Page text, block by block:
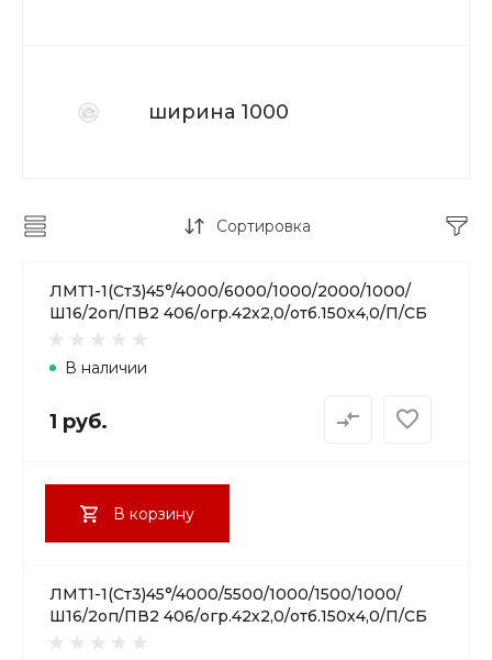
ширина 1000
Сортировка
ЛМТ1-1(Ст3)45°/4000/6000/1000/2000/1000/
Ш16/2оп/ПВ2 406/огр.42х2,0/отб.150х4,0/П/СБ
В наличии
1 руб.
В корзину
ЛМТ1-1(Ст3)45°/4000/5500/1000/1500/1000/
Ш16/2оп/ПВ2 406/огр.42х2,0/отб.150х4,0/П/СБ